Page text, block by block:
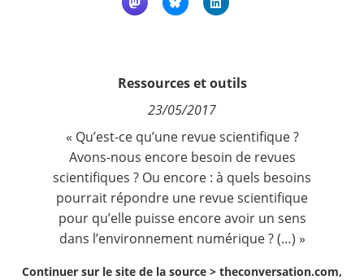
Nous suivre
Ressources et outils
23/05/2017
« Qu’est-ce qu’une revue scientifique ?
Avons-nous encore besoin de revues
scientifiques ? Ou encore : à quels besoins
pourrait répondre une revue scientifique
pour qu’elle puisse encore avoir un sens
dans l’environnement numérique ? (…) »
Continuer sur le site de la source > theconversation.com,